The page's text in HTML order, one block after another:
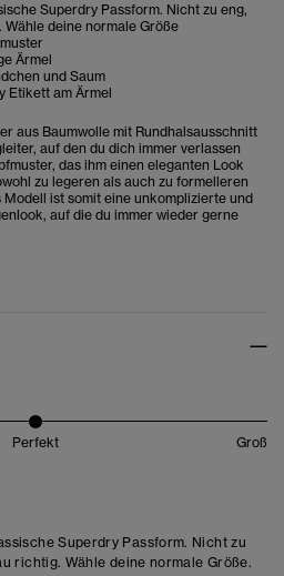
Superdry Passform. Nicht zu eng,
deine normale Größe
Ärmel
und Saum
Etikett am Ärmel
aus Baumwolle mit Rundhalsausschnitt
auf den du dich immer verlassen
das ihm einen eleganten Look
zu legeren als auch zu formelleren
ist somit eine unkomplizierte und
auf die du immer wieder gerne
Perfekt Groß
Superdry Passform. Nicht zu
richtig. Wähle deine normale Größe.